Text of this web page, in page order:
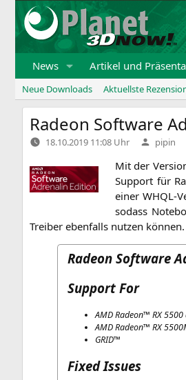
Zum
Inhalt
springen
News Artikel und
Neue Downloads Aktuellste
Radeon Software
18.10.2019 11:08 Uhr Verfasst
von
pipin
Mit der
Sup­port für
einer WHQL-
sodass
Trei­ber eben­falls nut­zen
Radeon Software
Support For
AMDRade­on™ RX5500
AMDRade­on™ RX
GRID™
Fixed Issues